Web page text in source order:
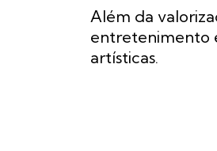
Além da
entretenimento
artísticas.